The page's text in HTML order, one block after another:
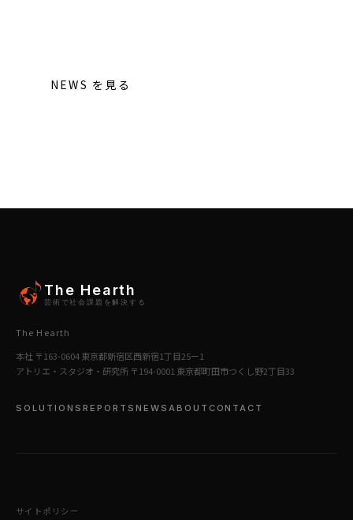
NEWS を見る
The Hearth
芸術で社会課題を解決する
The Hearth
本社 〒163-0604 東京都新宿区西新宿1丁目25ー1
アトリエ・スタジオ・研究所 〒194-0001 東京都町田市つくし野2丁目33
SOLUTIONS REPORTS NEWS ABOUT CONTACT
サイトポリシー